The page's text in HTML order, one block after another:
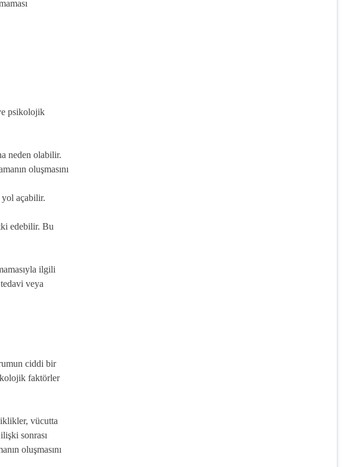
psikolojik
neden olabilir.
oluşmasını
yol açabilir.
edebilir. Bu
ilgili
veya
ciddi bir
faktörler
vücutta
sonrası
oluşmasını